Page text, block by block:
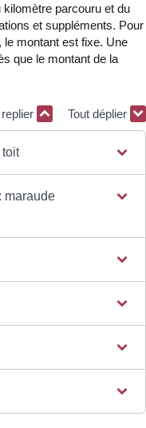
parcouru et du
et suppléments. Pour
le montant est fixe. Une
que le montant de la
Tout déplier
toit
maraude